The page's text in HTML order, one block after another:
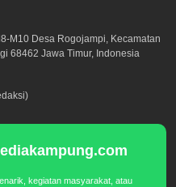
M10 Desa Rogojampi, Kecamatan
68462 Jawa Timur, Indonesia
kegiatan masyarakat, atau